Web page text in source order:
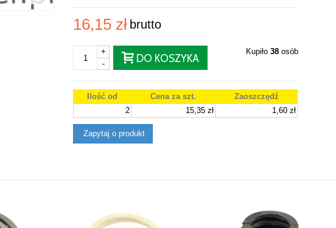
16,15 zł brutto
-
+
DO KOSZYKA
Kupiło 38osób
Ilość od Cena za szt.
Zaoszczędź
2
15,35 zł 1,60 zł
Zapytaj o produkt